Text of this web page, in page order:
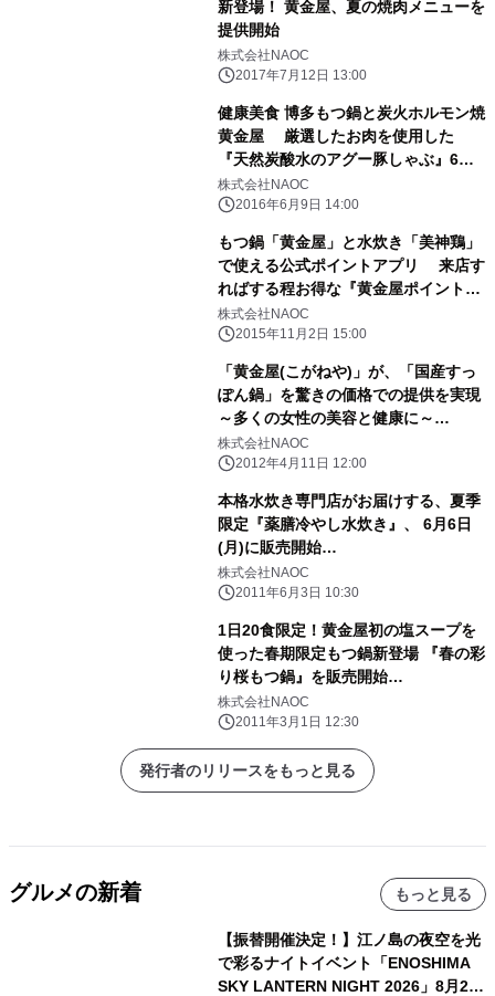
新登場！ 黄金屋、夏の焼肉メニューを
提供開始
株式会社NAOC
2017年7月12日 13:00
健康美食 博多もつ鍋と炭火ホルモン焼
黄金屋 厳選したお肉を使用した
『天然炭酸水のアグー豚しゃぶ』6月
27日(月)登場！
株式会社NAOC
2016年6月9日 14:00
もつ鍋「黄金屋」と水炊き「美神鶏」
で使える公式ポイントアプリ 来店す
ればする程お得な『黄金屋ポイント』
11月2日リリース！
株式会社NAOC
2015年11月2日 15:00
「黄金屋(こがねや)」が、「国産すっ
ぽん鍋」を驚きの価格での提供を実現
～多くの女性の美容と健康に～
http://www.koganeya.net/
株式会社NAOC
2012年4月11日 12:00
本格水炊き専門店がお届けする、夏季
限定『薬膳冷やし水炊き』、 6月6日
(月)に販売開始
http://www.bijindori.net/
株式会社NAOC
2011年6月3日 10:30
1日20食限定！黄金屋初の塩スープを
使った春期限定もつ鍋新登場 『春の彩
り桜もつ鍋』を販売開始
http://www.koganeya.net/
株式会社NAOC
2011年3月1日 12:30
発行者のリリースをもっと見る
グルメの新着 もっと見る
【振替開催決定！】江ノ島の夜空を光
で彩るナイトイベント「ENOSHIMA
SKY LANTERN NIGHT 2026」8月22